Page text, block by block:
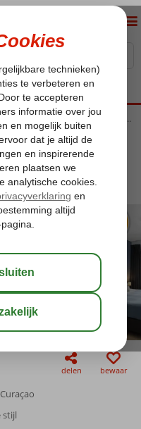
Trademark Collection by Wyndham
delen bewaar
stijl